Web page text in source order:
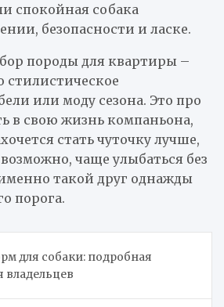
спокойная собака
безопасности и ласке.
породы для квартиры –
стилистическое
или моду сезона. Это про
в свою жизнь компаньона,
стать чуточку лучше,
чаще улыбаться без
такой друг однажды
порога.
для собаки: подробная
владельцев